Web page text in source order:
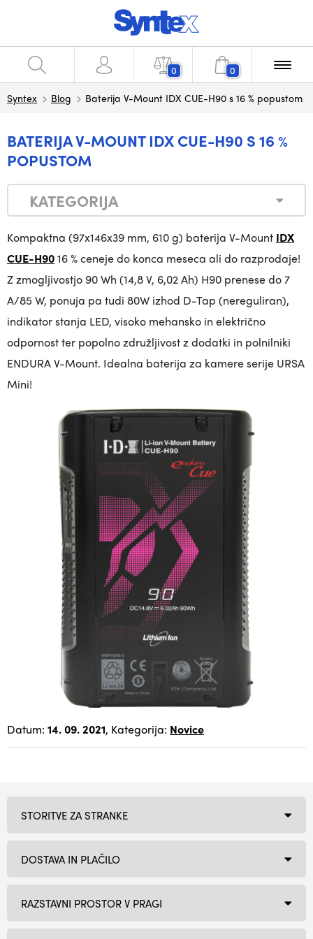
0 0
Syntex Blog Baterija V-Mount IDX CUE-H90 s 16 % popustom
BATERIJA V-MOUNT IDX CUE-H90 S 16 %
POPUSTOM
KATEGORIJA
Kompaktna (97x146x39 mm, 610 g) baterija V-Mount IDX
CUE-H9016 % ceneje do konca meseca ali do razprodaje!
Z zmogljivostjo 90 Wh (14,8 V, 6,02 Ah) H90 prenese do 7
A/85 W, ponuja pa tudi 80W izhod D-Tap (nereguliran),
indikator stanja LED, visoko mehansko in električno
odpornost ter popolno združljivost z dodatki in polnilniki
ENDURA V-Mount. Idealna baterija za kamere serije URSA
Mini!
Datum: 14. 09. 2021, Kategorija: Novice
RAZSTAVNI PROSTOR V PRAGI
STORITVE ZA STRANKE
DOSTAVA IN PLAČILO